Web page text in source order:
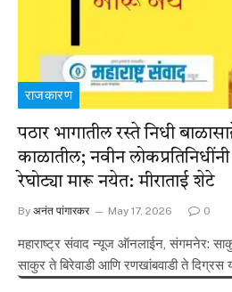
राजकारण
पठार भागातील रस्ते निधी
काळातील; नवीन
रेघोट्या मारू नयेत: मीराताई शेटे
By अनंत पांगारकर May 17, 2026 0
महाराष्ट्र संवाद न्यूज ऑनलाईन, संगमनेर:
साकुर ते बिरेवाडी आणि रणखांबवाडी ते दिग्रस